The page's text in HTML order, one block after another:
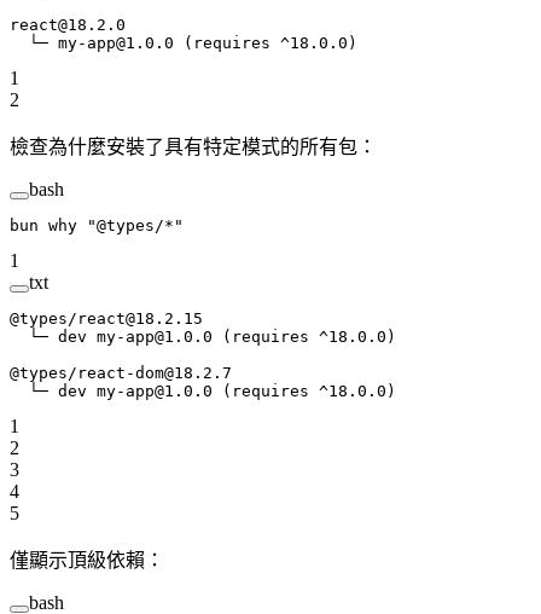
react@18.2.0
  └─ my-app@1.0.0 (requires ^18.0.0)
1
2
檢查為什麼安裝了具有特定模式的所有包：
bash
bun why "@types/*"
1
txt
@types/react@18.2.15
  └─ dev my-app@1.0.0 (requires ^18.0.0)
@types/react-dom@18.2.7
  └─ dev my-app@1.0.0 (requires ^18.0.0)
1
2
3
4
5
僅顯示頂級依賴：
bash